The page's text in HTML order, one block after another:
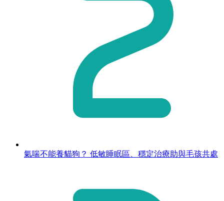
氣喘不能養貓狗？ 低敏睡眠區、穩定治療助與毛孩共處